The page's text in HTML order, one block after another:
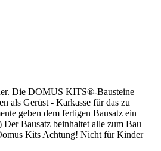
Die DOMUS KITS®-Bausteine
als Gerüst - Karkasse für das zu
geben dem fertigen Bausatz ein
Bausatz beinhaltet alle zum Bau
Kits Achtung! Nicht für Kinder